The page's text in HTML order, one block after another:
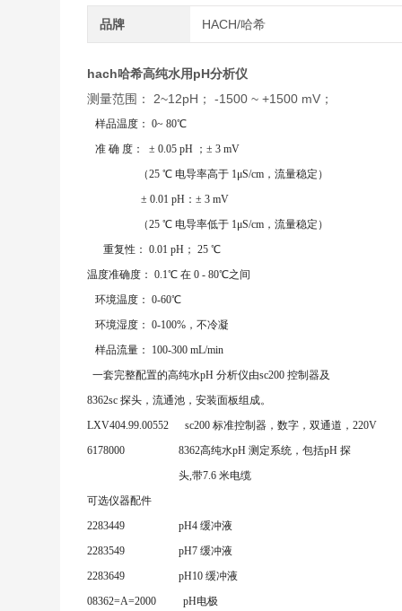
品牌 HACH/哈希
hach哈希高纯水用pH分析仪
测量范围： 2~12pH； -1500 ~ +1500 mV；
样品温度： 0~ 80℃
准 确 度： ± 0.05 pH ；± 3 mV
（25 ℃ 电导率高于 1μS/cm，流量稳定）
± 0.01 pH：± 3 mV
（25 ℃ 电导率低于 1μS/cm，流量稳定）
重复性： 0.01 pH； 25 ℃
温度准确度： 0.1℃ 在 0 - 80℃之间
环境温度： 0-60℃
环境湿度： 0-100%，不冷凝
样品流量： 100-300 mL/min
一套完整配置的高纯水pH 分析仪由sc200 控制器及
8362sc 探头，流通池，安装面板组成。
LXV404.99.00552 sc200 标准控制器，数字，双通道，220V
6178000 8362高纯水pH 测定系统，包括pH 探
头,带7.6 米电缆
可选仪器配件
2283449 pH4 缓冲液
2283549 pH7 缓冲液
2283649 pH10 缓冲液
08362=A=2000 pH电极